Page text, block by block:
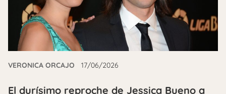
VERONICA ORCAJO 17/06/2026
El durísimo reproche de Jessica Bueno a